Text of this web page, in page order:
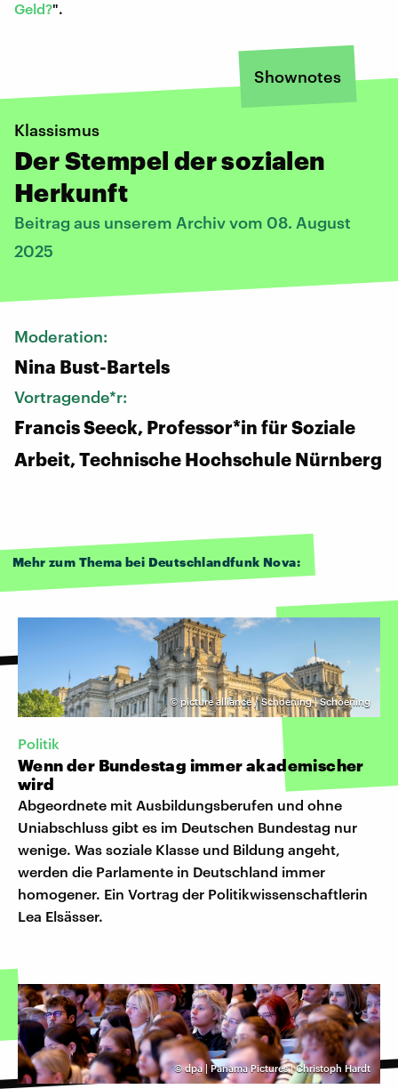
Geld?".
Shownotes
Klassismus
Der Stempel der sozialen
Herkunft
Beitrag aus unserem Archiv vom 08. August
2025
Moderation:
Nina Bust-Bartels
Vortragende*r:
Francis Seeck, Professor*in für Soziale
Arbeit, Technische Hochschule Nürnberg
Mehr zum Thema bei Deutschlandfunk Nova:
© picture alliance / Schoening | Schoening
Politik
Wenn der Bundestag immer akademischer
wird
Abgeordnete mit Ausbildungsberufen und ohne
Uniabschluss gibt es im Deutschen Bundestag nur
wenige. Was soziale Klasse und Bildung angeht,
werden die Parlamente in Deutschland immer
homogener. Ein Vortrag der Politikwissenschaftlerin
Lea Elsässer.
©dpa | Panama Pictures | Christoph Hardt